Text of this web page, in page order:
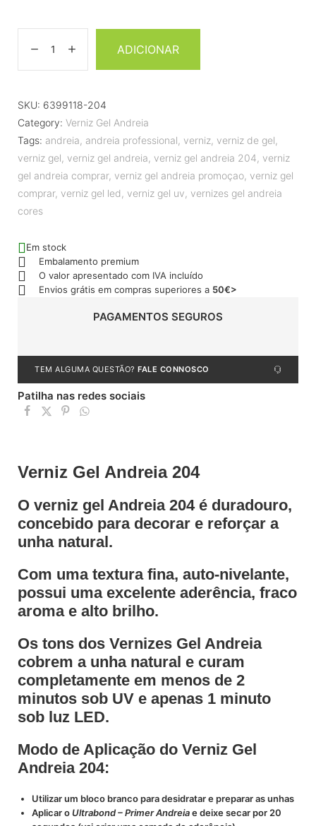
ADICIONAR
SKU: 6399118-204
Category: Verniz Gel Andreia
Tags: andreia, andreia professional, verniz, verniz de gel,
verniz gel, verniz gel andreia, verniz gel andreia 204, verniz
gel andreia comprar, verniz gel andreia promoçao, verniz gel
comprar, verniz gel led , verniz gel uv, vernizes gel andreia
cores
Em stock
Embalamento premium
O valor apresentado com IVA incluído
Envios grátis em compras superiores a 50€>
PAGAMENTOS SEGUROS
TEM ALGUMA QUESTÃO? FALE CONNOSCO
Patilha nas redes sociais
Verniz Gel Andreia 204
O verniz gel Andreia 204 é duradouro,
concebido para decorar e reforçar a
unha natural.
Com uma textura fina, auto-nivelante,
possui uma excelente aderência, fraco
aroma e alto brilho.
Os tons dos Vernizes Gel Andreia
cobrem a unha natural e curam
completamente em menos de 2
minutos sob UV e apenas 1 minuto
sob luz LED.
Modo de Aplicação do Verniz Gel
Andreia 204:
Utilizar um bloco branco para desidratar e preparar as unhas
Aplicar o Ultrabond – Primer Andreiae deixe secar por 20